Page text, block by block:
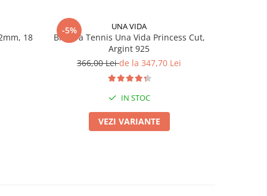
18
-5% UNA VIDA
Bratara Tennis Una Vida Princess Cut,
Argint 925
366,00 Leide la 347,70 Lei
IN STOC
VEZI VARIANTE